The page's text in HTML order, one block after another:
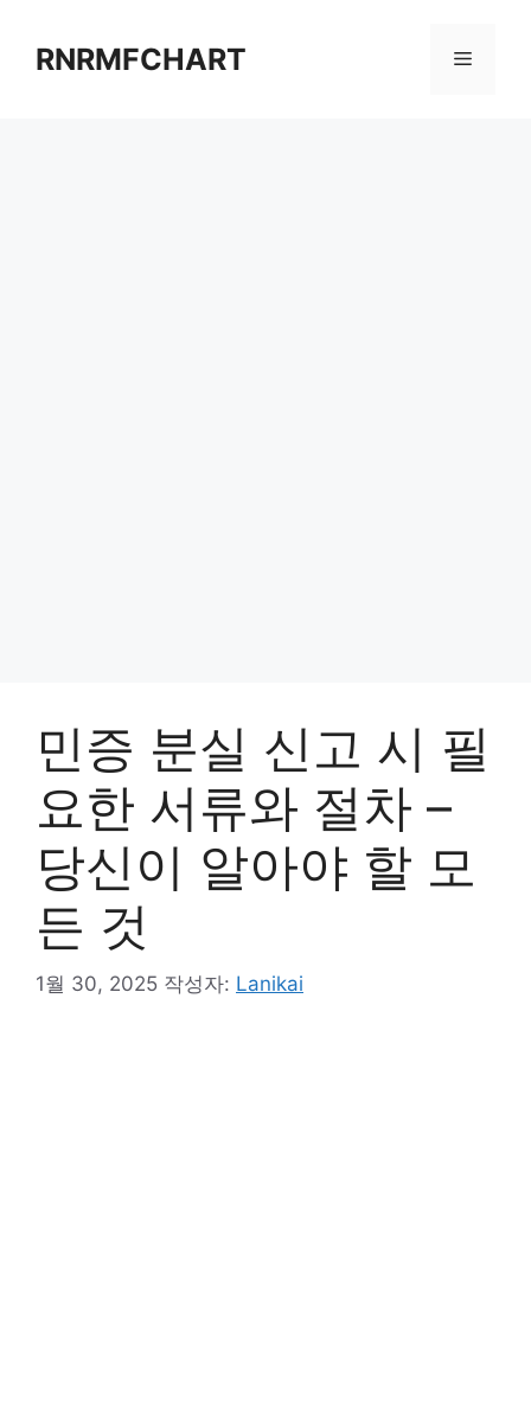
RNRMFCHART 메
민증 분실 신고 시 필
요한 서류와 절차 –
당신이 알아야 할 모
든 것
1월 30, 2025 작성자: Lanikai